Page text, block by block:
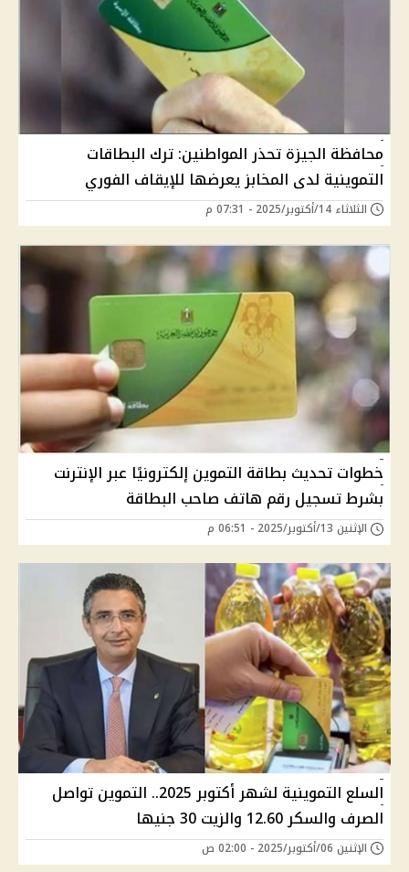
محافظة الجيزة تحذر المواطنين: ترك البطاقات
التموينية لدى المخابز يعرضها للإيقاف الفوري
الثلاثاء 14/أكتوبر/2025 - 07:31 م
خطوات تحديث بطاقة التموين إلكترونيًا عبر الإنترنت
بشرط تسجيل رقم هاتف صاحب البطاقة
الإثنين 13/أكتوبر/2025 - 06:51 م
السلع التموينية لشهر أكتوبر 2025.. التموين تواصل
الصرف والسكر 12.60 والزيت 30 جنيها
الإثنين 06/أكتوبر/2025 - 02:00 ص